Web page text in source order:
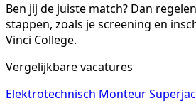
Ben jij de juiste match? Dan
stappen, zoals je screening en
Vinci College.
Vergelijkbare vacatures
Elektrotechnisch Monteur